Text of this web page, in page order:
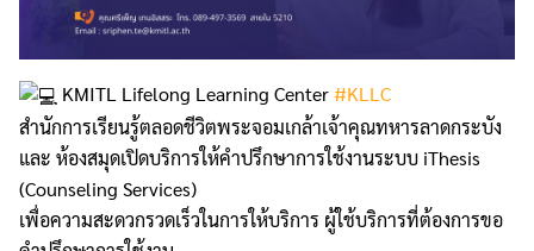
KMITL Lifelong Learning Center#KLLC
สำนักการเรียนรู้ตลอดชีวิตพระจอมเกล้าเจ้าคุณทหารลาดกระบัง
และ ห้องสมุดเปิดบริการให้คำปรึกษาการใช้งานระบบ iThesis
(Counseling Services)
เพื่อความสะดวกรวดเร็วในการให้บริการ ผู้ใช้บริการที่ต้องการขอ